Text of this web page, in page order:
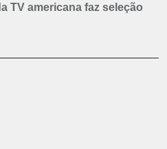
TV americana faz seleção